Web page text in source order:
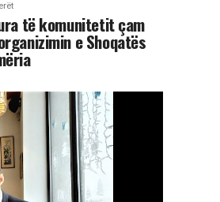
të komunitetit çam
e Shoqatës